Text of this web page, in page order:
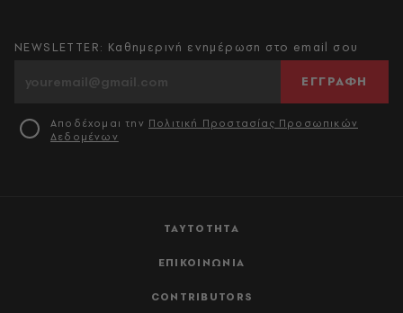
ΤΑΥΤΟΤΗΤΑ
ΕΠΙΚΟΙΝΩΝΙΑ
CONTRIBUTORS
NEWSLETTER: Καθημερινή ενημέρωση στο email σου
ΕΓΓΡΑΦΗ
Αποδέχομαι την Πολιτική Προστασίας Προσωπικών
Δεδομένων